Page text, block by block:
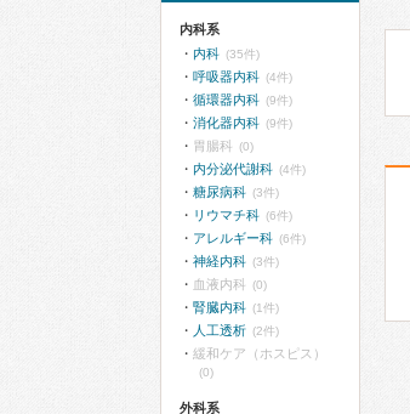
内科系
内科 (35件)
呼吸器内科 (4件)
循環器内科 (9件)
消化器内科 (9件)
胃腸科 (0)
内分泌代謝科 (4件)
糖尿病科 (3件)
リウマチ科 (6件)
アレルギー科 (6件)
神経内科 (3件)
血液内科 (0)
腎臓内科 (1件)
人工透析 (2件)
緩和ケア（ホスピス）
(0)
外科系